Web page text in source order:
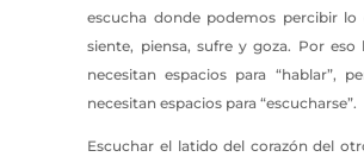
escucha donde podemos percibir
siente, piensa, sufre y goza. Por eso
necesitan espacios para “hablar”,
necesitan espacios para “escucharse”.
Escuchar el latido del corazón del